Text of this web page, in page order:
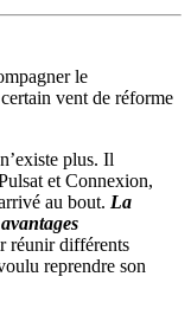
le
vent de réforme
plus. Il
et Connexion,
au bout. La
réunir différents
reprendre son